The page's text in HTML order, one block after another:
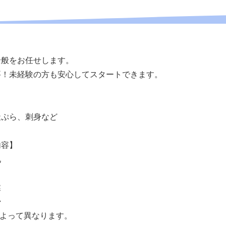
をお任せします。
未経験の方も安心してスタートできます。
ら、刺身など
】
って異なります。